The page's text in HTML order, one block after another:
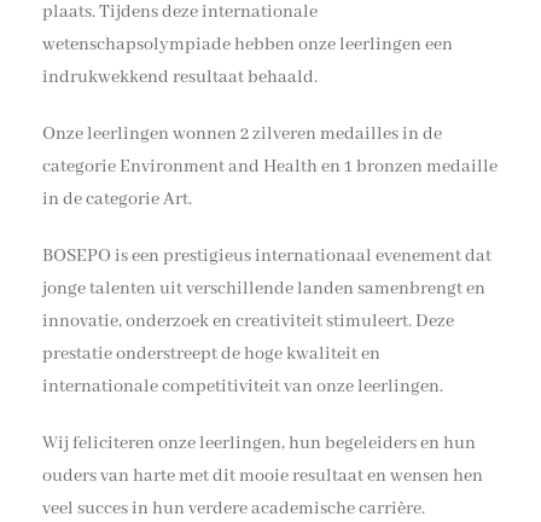
plaats. Tijdens deze internationale
wetenschapsolympiade hebben onze leerlingen een
indrukwekkend resultaat behaald.
Onze leerlingen wonnen 2 zilveren medailles in de
categorie Environment and Health en 1 bronzen medaille
in de categorie Art.
BOSEPO is een prestigieus internationaal evenement dat
jonge talenten uit verschillende landen samenbrengt en
innovatie, onderzoek en creativiteit stimuleert. Deze
prestatie onderstreept de hoge kwaliteit en
internationale competitiviteit van onze leerlingen.
Wij feliciteren onze leerlingen, hun begeleiders en hun
ouders van harte met dit mooie resultaat en wensen hen
veel succes in hun verdere academische carrière.